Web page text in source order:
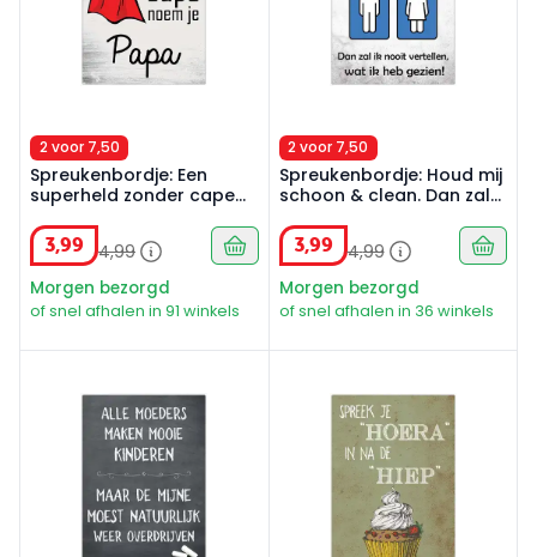
2 voor 7,50
Spreukenbordje: Een
superheld zonder cape
Tekstbord
3,99 4,99
Morgen bezorgd
of snel afhalen in 91 winkels
2 voor 7,50
Spreukenbordje: Houd mij
schoon & clean. Dan zal
heb gezien! | Houten Teks
3,99 4,99
Morgen bezorgd
of snel afhalen in 36 winkels